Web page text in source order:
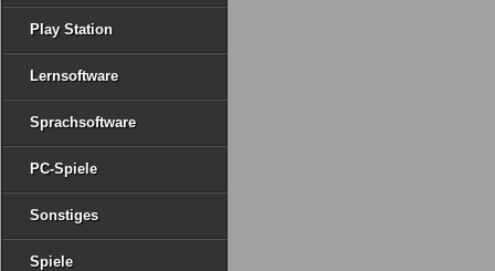
Play Station
Lernsoftware
Sprachsoftware
PC-Spiele
Sonstiges
Spiele